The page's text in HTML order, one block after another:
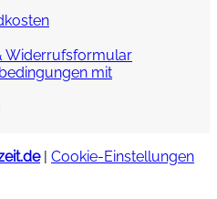
Widerrufsformular
mit
| Cookie-Einstellungen